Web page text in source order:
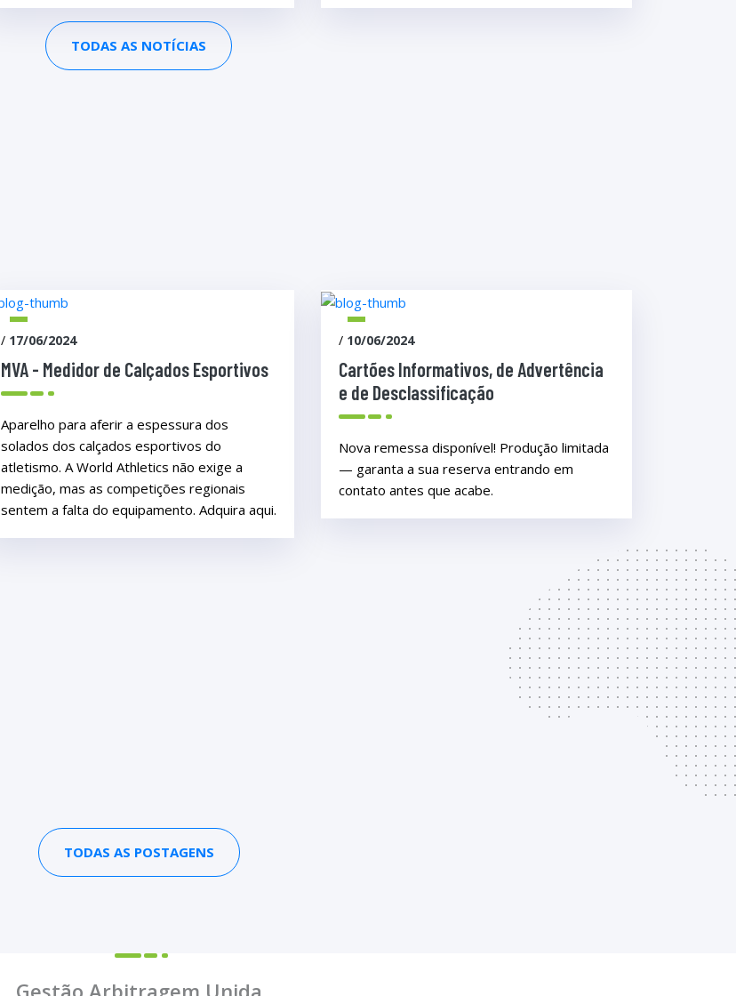
TODAS AS NOTÍCIAS
/ 17/06/2024
MVA - Medidor de Calçados Esportivos
Aparelho para aferir a espessura dos
solados dos calçados esportivos do
atletismo. A World Athletics não exige a
medição, mas as competições regionais
sentem a falta do equipamento. Adquira aqui.
/ 10/06/2024
Cartões Informativos, de Advertência
e de Desclassificação
Nova remessa disponível! Produção limitada
— garanta a sua reserva entrando em
contato antes que acabe.
TODAS AS POSTAGENS
Gestão Arbitragem Unida